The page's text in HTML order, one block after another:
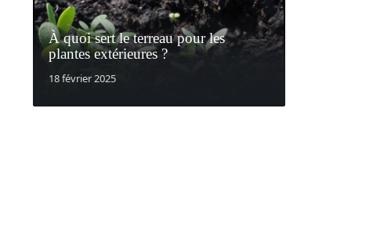
À quoi sert le terreau pour les
plantes extérieures ?
18 février 2025